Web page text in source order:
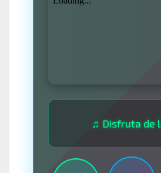
♫ Disfruta de la